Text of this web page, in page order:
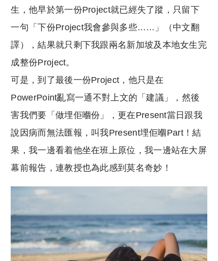
生，他早於第一份Project就已經失了蹤，只留下
一句「下份Project我會參與多些……」（中文翻
譯），結果就只剩下我跟兩名新加坡及本地女生完
成整份Project。
可是，到了最後一份Project，他只是在
PowerPoint亂寫一通不對上文的「建議」，然後
害我們要「做埋佢嗰份」，更在Present當日跟我
說因病而無法匯報，叫我Present埋佢嗰Part！結
果，我一邊看着他坐在班上原位，我一邊站在大屏
幕前報告，連教授也為此感到莫名奇妙！